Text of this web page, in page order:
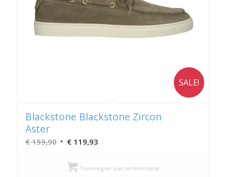
SALE!
Blackstone Blackstone Zircon
Aster
€159,90 Oorspronkelijke
was:
€119,93Huidige
Toevoegen aan winkelmand